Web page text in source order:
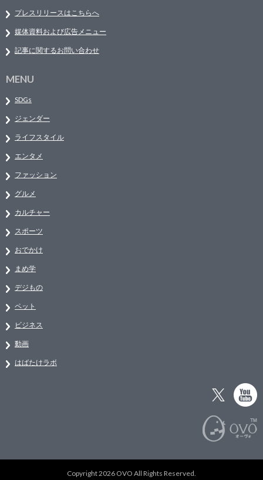
プレスリリースはこちらへ
媒体資料および広告メニュー
記事に関するお問い合わせ
MENU
SDGs
ジェンダー
ライフスタイル
エンタメ
ファッション
グルメ
カルチャー
スポーツ
おでかけ
まめ学
デジもの
ペット
ビジネス
動画
はばたけラボ
Copyright 2026 OVO All Rights Reserved.